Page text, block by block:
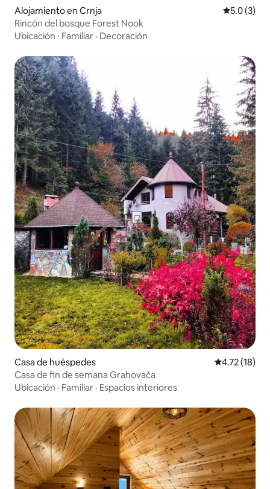
Alojamiento en Crnja
5.0 (3)
Rincón del bosque Forest Nook
Ubicación · Familiar · Decoración
Casa de huéspedes Calificación
4.72 (18)
Casa de fin de semana Grahovača
Ubicación · Familiar · Espacios interiores